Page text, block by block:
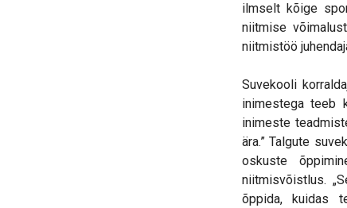
ilmselt kõige
niitmise
niitmistöö
Suvekooli
inimestega teeb
inimeste
ära.” Talgute
oskuste
niitmisvõistlus.
õppida, kuidas